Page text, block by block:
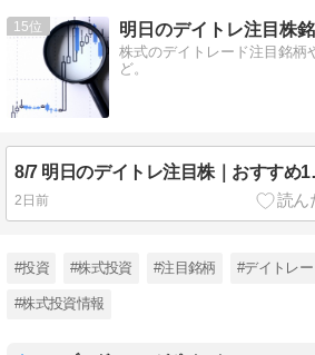
15 明日のデイトレ注目株
株式のデイトレード注目銘柄
ど。
8/7 明日
2日前
#投資 #株式投資 #注目銘柄 #デイトレー
#株式投資情報